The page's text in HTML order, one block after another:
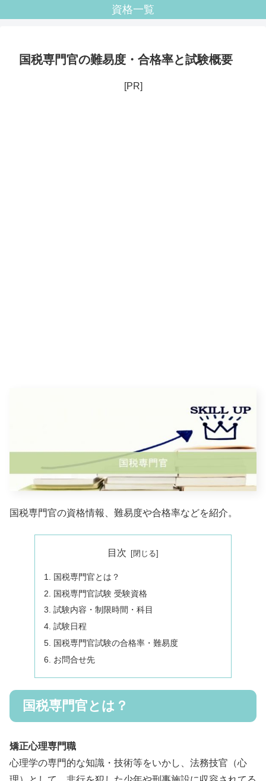
資格一覧
国税専門官の難易度・合格率と試験概要
[PR]
国税専門官の資格情報、難易度や合格率などを紹介。
目次
国税専門官とは？
国税専門官試験 受験資格
試験内容・制限時間・科目
試験日程
国税専門官試験の合格率・難易度
お問合せ先
国税専門官とは？
矯正心理専門職
心理学の専門的な知識・技術等をいかし、法務技官（心